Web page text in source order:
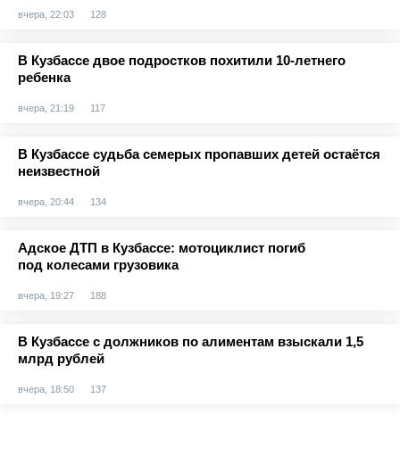
вчера, 22:03 128
В Кузбассе двое подростков похитили 10-летнего
ребенка
вчера, 21:19 117
В Кузбассе судьба семерых пропавших детей остаётся
неизвестной
вчера, 20:44 134
Адское ДТП в Кузбассе: мотоциклист погиб
под колесами грузовика
вчера, 19:27 188
В Кузбассе с должников по алиментам взыскали 1,5
млрд рублей
вчера, 18:50 137